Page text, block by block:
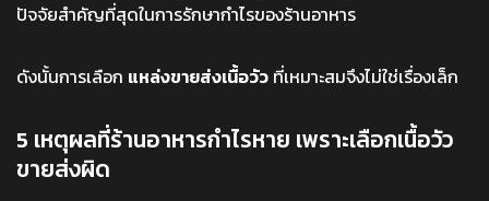
ปัจจัยสำคัญที่สุดในการรักษากำไรของร้านอาหาร
ดังนั้นการเลือก แหล่งขายส่งเนื้อวัว ที่เหมาะสมจึงไม่ใช่เรื่องเล็ก
5 เหตุผลที่ร้านอาหารกำไรหาย เพราะเลือกเนื้อวัว
ขายส่งผิด